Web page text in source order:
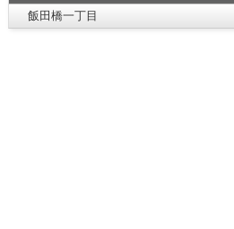
飯田橋一丁目